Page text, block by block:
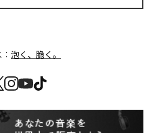
泡く、脆く。